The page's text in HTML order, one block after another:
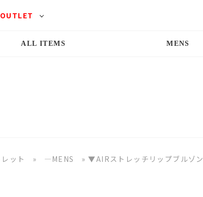
OUTLET
ALL ITEMS MENS
ット » ―MENS » ▼AIRストレッチリップブルゾン